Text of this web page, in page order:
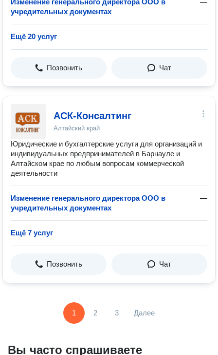
Изменение генерального директора ООО в
учредительных документах
—
Ещё 20 услуг
Позвонить Чат
АСК-Консалтинг
Алтайский край
Юридические и бухгалтерские услуги для организаций и
индивидуальных предпринимателей в Барнауле и
Алтайском крае по любым вопросам коммерческой
деятельности
Изменение генерального директора ООО в
учредительных документах
—
Ещё 7 услуг
Позвонить Чат
1 2 3 Далее
Вы часто спрашиваете